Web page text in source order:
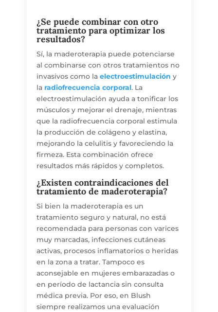
¿Se puede combinar con otro
tratamiento para optimizar los
resultados?
Sí, la maderoterapia puede potenciarse
al combinarse con otros tratamientos no
invasivos como la electroestimulación y
la radiofrecuencia corporal. La
electroestimulación ayuda a tonificar los
músculos y mejorar el drenaje, mientras
que la radiofrecuencia corporal estimula
la producción de colágeno y elastina,
mejorando la celulitis y favoreciendo la
firmeza. Esta combinación ofrece
resultados más rápidos y completos.
¿Existen contraindicaciones del
tratamiento de maderoterapia?
Si bien la maderoterapia es un
tratamiento seguro y natural, no está
recomendada para personas con varices
muy marcadas, infecciones cutáneas
activas, procesos inflamatorios o heridas
en la zona a tratar. Tampoco es
aconsejable en mujeres embarazadas o
en período de lactancia sin consulta
médica previa. Por eso, en Blush
siempre realizamos una evaluación